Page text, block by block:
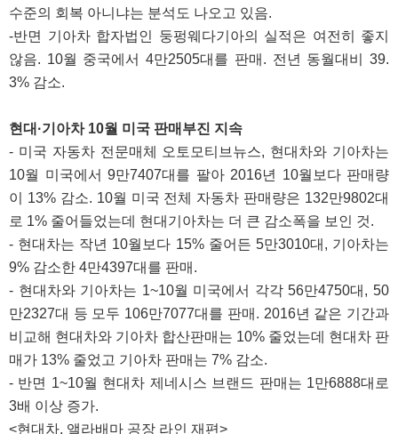
수준의 회복 아니냐는 분석도 나오고 있음.
-반면 기아차 합자법인 둥펑웨다기아의 실적은 여전히 좋지
않음. 10월 중국에서 4만2505대를 판매. 전년 동월대비 39.
3% 감소.
현대·기아차 10월 미국 판매부진 지속
- 미국 자동차 전문매체 오토모티브뉴스, 현대차와 기아차는
10월 미국에서 9만7407대를 팔아 2016년 10월보다 판매량
이 13% 감소. 10월 미국 전체 자동차 판매량은 132만9802대
로 1% 줄어들었는데 현대기아차는 더 큰 감소폭을 보인 것.
- 현대차는 작년 10월보다 15% 줄어든 5만3010대, 기아차는
9% 감소한 4만4397대를 판매.
- 현대차와 기아차는 1~10월 미국에서 각각 56만4750대, 50
만2327대 등 모두 106만7077대를 판매. 2016년 같은 기간과
비교해 현대차와 기아차 합산판매는 10% 줄었는데 현대차 판
매가 13% 줄었고 기아차 판매는 7% 감소.
- 반면 1~10월 현대차 제네시스 브랜드 판매는 1만6888대로
3배 이상 증가.
<현대차, 앨라배마 공장 라인 재편>